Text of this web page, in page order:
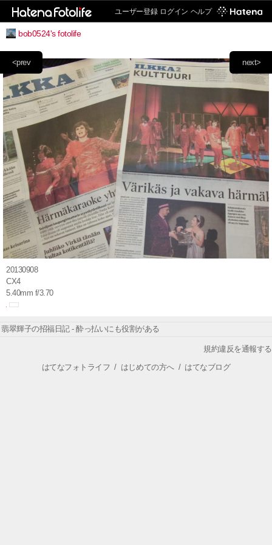
ユーザー登録 ログイン ヘルプ
bob0524's fotolife
next>
<prev
20130908
CX4
5.40mm f/3.70
翡翠輝子の招福日記 - 酔っ払いにも役割がある
規約違反を通報する
はてなフォトライフ / はじめての方へ/ はてなブログ